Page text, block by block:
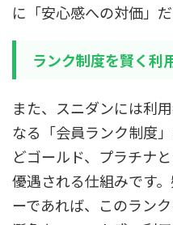
に「安心感への対価」
ランク制度を賢く利
また、スニダンには利
なる「会員ランク制度
どゴールド、プラチナ
優遇される仕組みです
ーであれば、このラン